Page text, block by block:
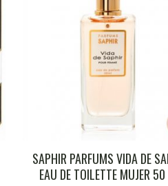
SAPHIR PARFUMS VIDA DE
EAU DE TOILETTE MUJER